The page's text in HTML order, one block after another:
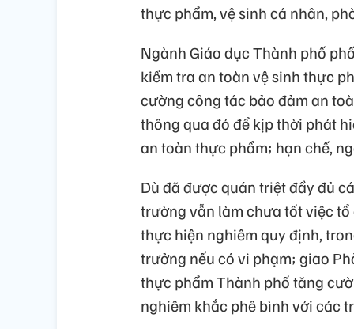
thực phẩm, vệ sinh cá nhân,
Ngành Giáo dục Thành phố
kiểm tra an toàn vệ sinh thực
cường công tác bảo đảm an
thông qua đó để kịp thời phát
an toàn thực phẩm; hạn chế,
Dù đã được quán triệt đầy đủ
trường vẫn làm chưa tốt việc
thực hiện nghiêm quy định,
trưởng nếu có vi phạm; giao
thực phẩm Thành phố tăng
nghiêm khắc phê bình với các